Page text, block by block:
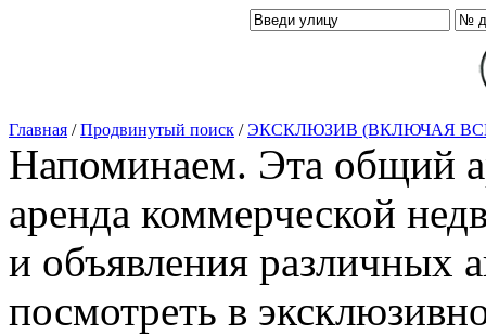
Главная /Продвинутый поиск /ЭКСКЛЮЗИВ (ВКЛЮЧАЯ
Напоминаем. Эта общий
аренда коммерческой
и объявления различных
посмотреть в